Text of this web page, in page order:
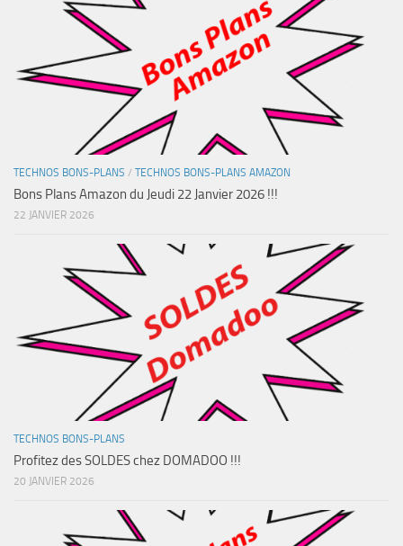
TECHNOS BONS-PLANS / TECHNOS BONS-PLANS AMAZON
Bons Plans Amazon du Jeudi 22 Janvier 2026 !!!
22 JANVIER 2026
TECHNOS BONS-PLANS
Profitez des SOLDES chez DOMADOO !!!
20 JANVIER 2026